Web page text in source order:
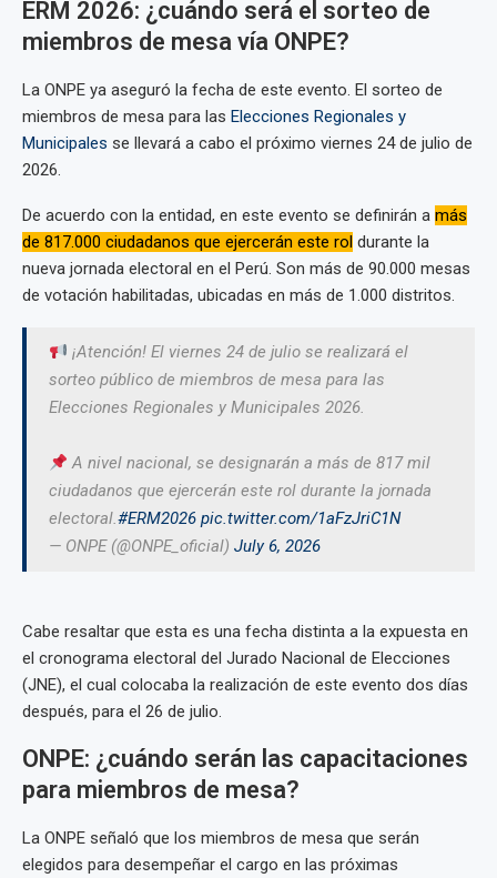
ERM 2026: ¿cuándo será el sorteo de
miembros de mesa vía ONPE?
La ONPE ya aseguró la fecha de este evento. El sorteo de
miembros de mesa para las Elecciones Regionales y
Municipales se llevará a cabo el próximo viernes 24 de julio de
2026.
De acuerdo con la entidad, en este evento se definirán a más
de 817.000 ciudadanos que ejercerán este rol durante la
nueva jornada electoral en el Perú. Son más de 90.000 mesas
de votación habilitadas, ubicadas en más de 1.000 distritos.
¡Atención! El viernes 24 de julio se realizará el
sorteo público de miembros de mesa para las
Elecciones Regionales y Municipales 2026.
A nivel nacional, se designarán a más de 817 mil
ciudadanos que ejercerán este rol durante la jornada
electoral.#ERM2026 pic.twitter.com/1aFzJriC1N
— ONPE (@ONPE_oficial) July 6, 2026
Cabe resaltar que esta es una fecha distinta a la expuesta en
el cronograma electoral del Jurado Nacional de Elecciones
(JNE), el cual colocaba la realización de este evento dos días
después, para el 26 de julio.
ONPE: ¿cuándo serán las capacitaciones
para miembros de mesa?
La ONPE señaló que los miembros de mesa que serán
elegidos para desempeñar el cargo en las próximas